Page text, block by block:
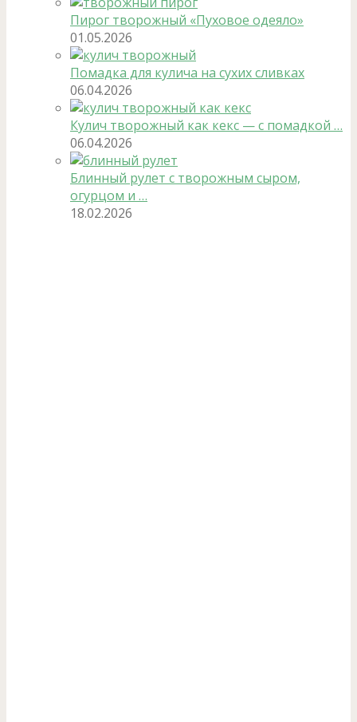
Пирог творожный «Пуховое одеяло»
01.05.2026
Помадка для кулича на сухих сливках
06.04.2026
Кулич творожный как кекс — с помадкой …
06.04.2026
Блинный рулет с творожным сыром,
огурцом и …
18.02.2026